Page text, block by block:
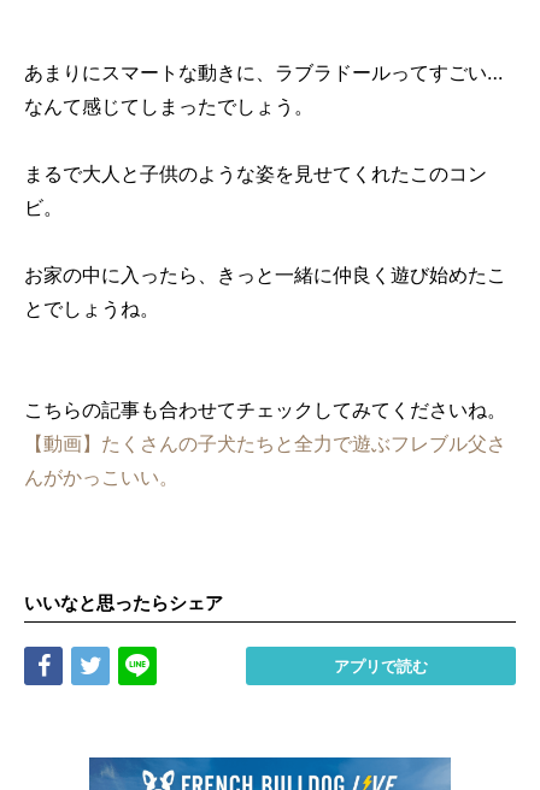
あまりにスマートな動きに、ラブラドールってすごい…
なんて感じてしまったでしょう。
まるで大人と子供のような姿を見せてくれたこのコン
ビ。
お家の中に入ったら、きっと一緒に仲良く遊び始めたこ
とでしょうね。
こちらの記事も合わせてチェックしてみてくださいね。
【動画】たくさんの子犬たちと全力で遊ぶフレブル父さ
んがかっこいい。
いいなと思ったらシェア
Share Tweet アプリで読む